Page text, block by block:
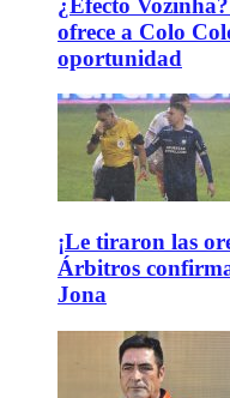
ofrece a Colo
oportunidad
¡Le tiraron las
Árbitros
Jona